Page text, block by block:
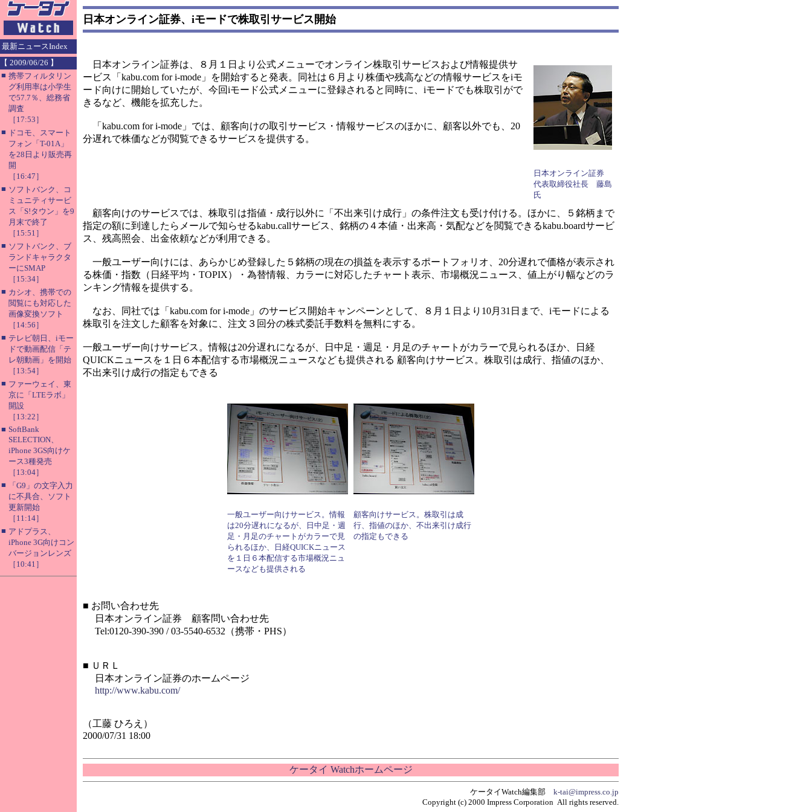
最新ニュースIndex
【 2009/06/26 】
■ 携帯フィルタリン
グ利用率は小学生
で57.7％、総務省
調査
［17:53］
■ ドコモ、スマート
フォン「T-01A」
を28日より販売再
開
［16:47］
■ ソフトバンク、コ
ミュニティサービ
ス「S!タウン」を9
月末で終了
［15:51］
■ ソフトバンク、ブ
ランドキャラクタ
ーにSMAP
［15:34］
■ カシオ、携帯での
閲覧にも対応した
画像変換ソフト
［14:56］
■ テレビ朝日、iモー
ドで動画配信「テ
レ朝動画」を開始
［13:54］
■ ファーウェイ、東
京に「LTEラボ」
開設
［13:22］
■ SoftBank
SELECTION、
iPhone 3GS向けケ
ース3種発売
［13:04］
■
「G9」の文字入力
に不具合、ソフト
更新開始
［11:14］
■ アドプラス、
iPhone 3G向けコン
バージョンレンズ
［10:41］
日本オンライン証券、iモードで株取引サービス開始
日本オンライン証券
代表取締役社長 藤島
氏
日本オンライン証券は、８月１日より公式メニューでオンライン株取引サービスおよび情報提供サ
ービス「kabu.com for i-mode」を開始すると発表。同社は６月より株価や残高などの情報サービスをiモ
ード向けに開始していたが、今回iモード公式メニューに登録されると同時に、iモードでも株取引がで
きるなど、機能を拡充した。
「kabu.com for i-mode」では、顧客向けの取引サービス・情報サービスのほかに、顧客以外でも、20
分遅れで株価などが閲覧できるサービスを提供する。
顧客向けのサービスでは、株取引は指値・成行以外に「不出来引け成行」の条件注文も受け付ける。ほかに、５銘柄まで
指定の額に到達したらメールで知らせるkabu.callサービス、銘柄の４本値・出来高・気配などを閲覧できるkabu.boardサービ
ス、残高照会、出金依頼などが利用できる。
一般ユーザー向けには、あらかじめ登録した５銘柄の現在の損益を表示するポートフォリオ、20分遅れで価格が表示され
る株価・指数（日経平均・TOPIX）・為替情報、カラーに対応したチャート表示、市場概況ニュース、値上がり幅などのラ
ンキング情報を提供する。
なお、同社では「kabu.com for i-mode」のサービス開始キャンペーンとして、８月１日より10月31日まで、iモードによる
株取引を注文した顧客を対象に、注文３回分の株式委託手数料を無料にする。
一般ユーザー向けサービス。情報は20分遅れになるが、日中足・週足・月足のチャートがカラーで見られるほか、日経
QUICKニュースを１日６本配信する市場概況ニュースなども提供される 顧客向けサービス。株取引は成行、指値のほか、
不出来引け成行の指定もできる
一般ユーザー向けサービス。情報
は20分遅れになるが、日中足・週
足・月足のチャートがカラーで見
られるほか、日経QUICKニュース
を１日６本配信する市場概況ニュ
ースなども提供される
顧客向けサービス。株取引は成
行、指値のほか、不出来引け成行
の指定もできる
■ お問い合わせ先
日本オンライン証券 顧客問い合わせ先
Tel:0120-390-390 / 03-5540-6532（携帯・PHS）
■ ＵＲＬ
日本オンライン証券のホームページ
http://www.kabu.com/
（工藤 ひろえ）
2000/07/31 18:00
ケータイ Watchホームページ
ケータイWatch編集部 k-tai@impress.co.jp
Copyright (c) 2000 Impress Corporation All rights reserved.